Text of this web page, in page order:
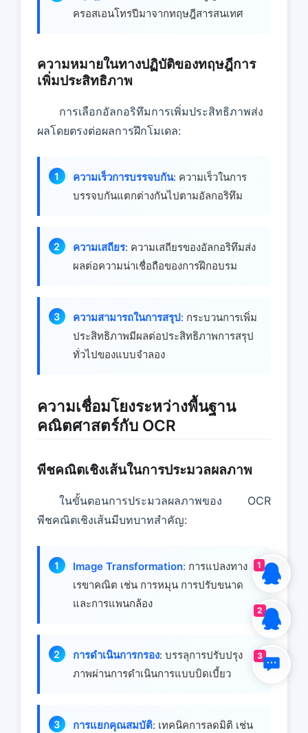
ครอสเอนโทรปีมาจากทฤษฎีสารสนเทศ
ความหมายในทางปฏิบัติของทฤษฎีการ
เพิ่มประสิทธิภาพ
การเลือกอัลกอริทึมการเพิ่มประสิทธิภาพส่ง
ผลโดยตรงต่อผลการฝึกโมเดล:
ความเร็วการบรรจบกัน: ความเร็วในการ
บรรจบกันแตกต่างกันไปตามอัลกอริทึม
ความเสถียร: ความเสถียรของอัลกอริทึมส่ง
ผลต่อความน่าเชื่อถือของการฝึกอบรม
ความสามารถในการสรุป: กระบวนการเพิ่ม
ประสิทธิภาพมีผลต่อประสิทธิภาพการสรุป
ทั่วไปของแบบจําลอง
ความเชื่อมโยงระหว่างพื้นฐาน
คณิตศาสตร์กับ OCR
พีชคณิตเชิงเส้นในการประมวลผลภาพ
ในขั้นตอนการประมวลผลภาพของ OCR
พีชคณิตเชิงเส้นมีบทบาทสําคัญ:
Image Transformation: การแปลงทาง
เรขาคณิต เช่น การหมุน การปรับขนาด
และการแพนกล้อง
การดําเนินการกรอง: บรรลุการปรับปรุง
ภาพผ่านการดําเนินการแบบบิดเบี้ยว
การแยกคุณสมบัติ: เทคนิคการลดมิติ เช่น
1
2
3